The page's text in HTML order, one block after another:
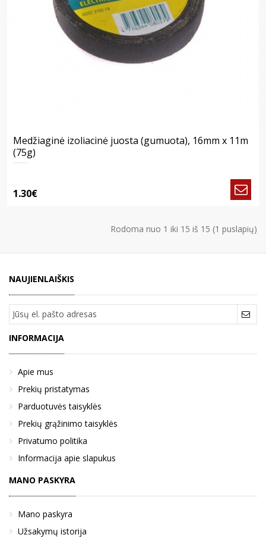
Medžiaginė izoliacinė juosta (gumuota), 16mm x 11m
(75g)
1.30€
Rodoma nuo 1 iki 15 iš 15 (1 puslapių)
NAUJIENLAIŠKIS
INFORMACIJA
Apie mus
Prekių pristatymas
Parduotuvės taisyklės
Prekių grąžinimo taisyklės
Privatumo politika
Informacija apie slapukus
MANO PASKYRA
Mano paskyra
Užsakymų istorija